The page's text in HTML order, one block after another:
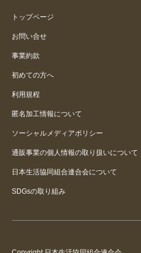
サラサラして着やすい
孫のお気に入り
トップページ
お問い合せ
事業約款
初めての方へ
利用規程
匿名加工情報について
ソーシャルメディアポリシー
通販事業の個人情報の取り扱いについて
日本生活協同組合連合会について
SDGsの取り組み